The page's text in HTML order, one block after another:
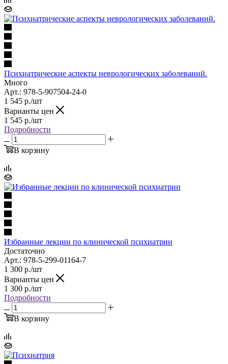
Психиатрические аспекты неврологических заболеваний.
Много
Арт.: 978-5-907504-24-0
1 545 р./шт
Варианты цен
1 545 р./шт
Подробности
В корзину
Избранные лекции по клинической психиатрии
Достаточно
Арт.: 978-5-299-01164-7
1 300 р./шт
Варианты цен
1 300 р./шт
Подробности
В корзину